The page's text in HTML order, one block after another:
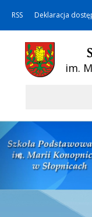
RSS Deklaracja
im.